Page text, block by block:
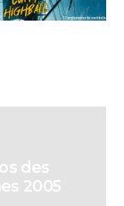
des
2005